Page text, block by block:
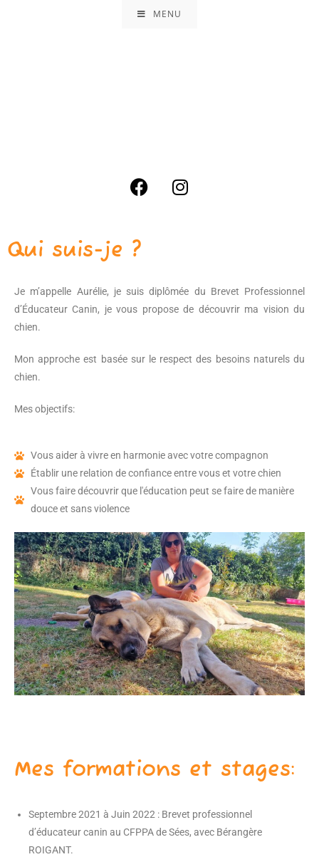
MENU
Qui suis-je ?
Je m’appelle Aurélie, je suis diplômée du Brevet Professionnel
d’Éducateur Canin, je vous propose de découvrir ma vision du
chien.
Mon approche est basée sur le respect des besoins naturels du
chien.
Mes objectifs:
Vous aider à vivre en harmonie avec votre compagnon
Établir une relation de confiance entre vous et votre chien
Vous faire découvrir que l'éducation peut se faire de manière
douce et sans violence
Mes formations et stages:
Septembre 2021 à Juin 2022 : Brevet professionnel
d’éducateur canin au CFPPA de Sées, avec Bérangère
ROIGANT.